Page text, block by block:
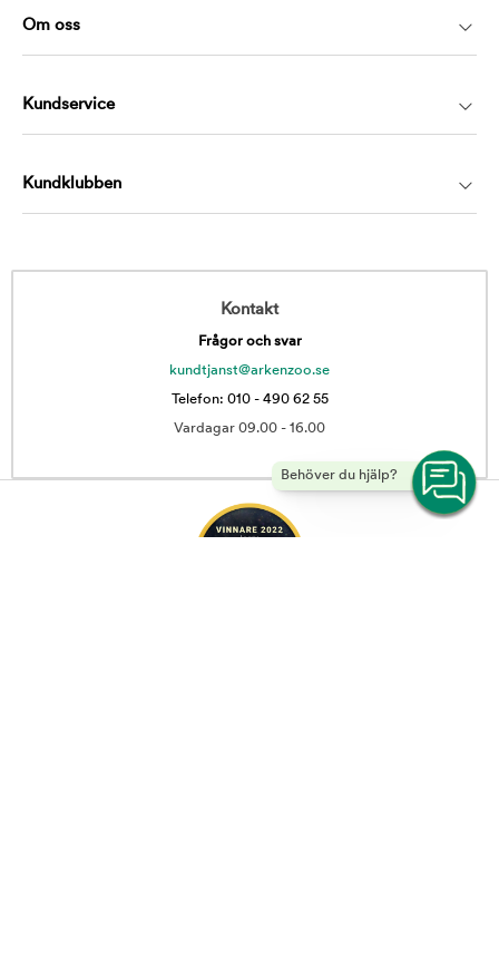
Behöver du hjälp?
Om oss
Kundservice
Kundklubben
Kontakt
Frågor och svar
kundtjanst@arkenzoo.se
Telefon: 010 - 490 62 55
Vardagar 09.00 - 16.00